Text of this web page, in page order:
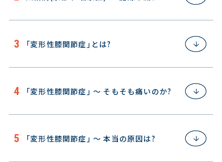
「変形性膝関節症」とは?
「変形性膝関節症」 〜 そもそも痛いのか?
「変形性膝関節症」 〜 本当の原因は?